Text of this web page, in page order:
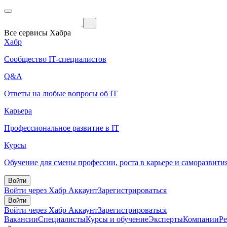
Все сервисы Хабра
Хабр
Сообщество IT-специалистов
Q&A
Ответы на любые вопросы об IT
Карьера
Профессиональное развитие в IT
Курсы
Обучение для смены профессии, роста в карьере и
Войти
Войти через Хабр АккаунтЗарегистрироваться
Войти
Войти через Хабр АккаунтЗарегистрироваться
ВакансииСпециалистыКурсы и обучениеЭкспертыКомпании